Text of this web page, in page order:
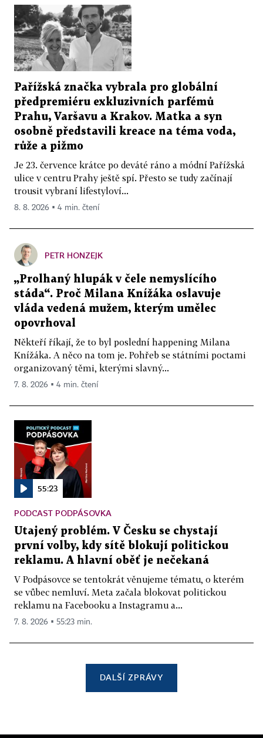
Pařížská značka vybrala pro globální
předpremiéru exkluzivních parfémů
Prahu, Varšavu a Krakov. Matka a syn
osobně představili kreace na téma voda,
růže a pižmo
Je 23. července krátce po deváté ráno a módní Pařížská
ulice v centru Prahy ještě spí. Přesto se tudy začínají
trousit vybraní lifestyloví...
8. 8. 2026 ▪ 4 min. čtení
PETR HONZEJK
„Prolhaný hlupák v čele nemyslícího
stáda“. Proč Milana Knížáka oslavuje
vláda vedená mužem, kterým umělec
opovrhoval
Někteří říkají, že to byl poslední happening Milana
Knížáka. A něco na tom je. Pohřeb se státními poctami
organizovaný těmi, kterými slavný...
7. 8. 2026 ▪ 4 min. čtení
55:23
PODCAST PODPÁSOVKA
Utajený problém. V Česku se chystají
první volby, kdy sítě blokují politickou
reklamu. A hlavní oběť je nečekaná
V Podpásovce se tentokrát věnujeme tématu, o kterém
se vůbec nemluví. Meta začala blokovat politickou
reklamu na Facebooku a Instagramu a...
7. 8. 2026 ▪ 55:23 min.
DALŠÍ ZPRÁVY